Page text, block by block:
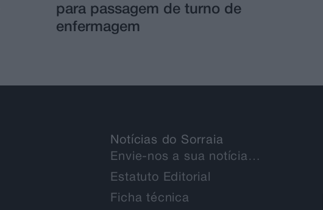
para passagem de turno de
enfermagem
Notícias do Sorraia
Envie-nos a sua notícia…
Estatuto Editorial
Ficha técnica